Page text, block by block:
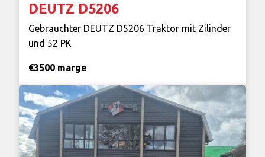
DEUTZ D5206
Gebrauchter DEUTZ D5206 Traktor mit Zilinder
und 52 PK
€3500 marge